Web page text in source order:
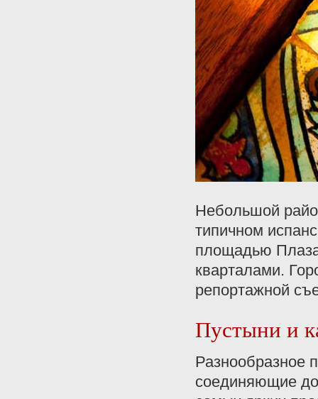
Небольшой
типичном
площадью
кварталами.
репортажной
Пустыни и
Разнообразное
соединяющие